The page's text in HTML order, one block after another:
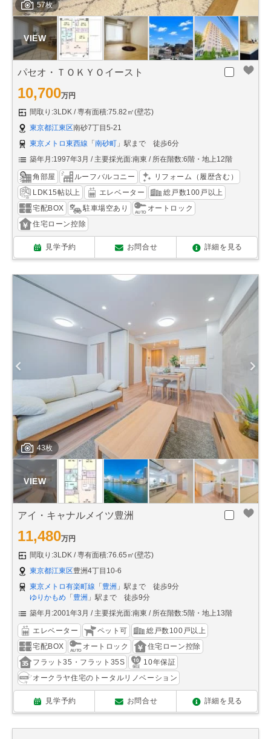
57枚
パセオ・ＴＯＫＹＯイースト
10,700万円
間取り:3LDK
専有面積:75.82㎡(壁芯)
東京都江東区南砂7丁目5-21
東京メトロ東西線 「 南砂町 」駅まで 徒歩6分
築年月:1997年3月
主要採光面:南東 所在階数:6階・地上12階
角部屋 ルーフバルコニー
リフォーム（履歴含む）
LDK15帖以上
エレベーター
総戸数100戸以上
宅配BOX
駐車場空あり
オートロック
住宅ローン控除
見学予約 お問合せ 詳細を見る
43枚
アイ・キャナルメイツ豊洲
11,480万円
間取り:3LDK
専有面積:76.65㎡(壁芯)
東京都江東区豊洲4丁目10-6
東京メトロ有楽町線 「 豊洲 」駅まで 徒歩9分
ゆりかもめ 「 豊洲 」駅まで 徒歩9分
築年月:2001年3月
主要採光面:南東 所在階数:5階・地上13階
エレベーター ペット可
総戸数100戸以上
宅配BOX
オートロック
住宅ローン控除
フラット35・フラット35S
10年保証
オークラヤ住宅のトータルリノベーション
見学予約 お問合せ 詳細を見る